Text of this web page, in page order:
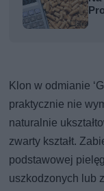
Klon w odmianie
praktycznie nie
naturalnie
zwarty kształt.
podstawowej
uszkodzonych lub